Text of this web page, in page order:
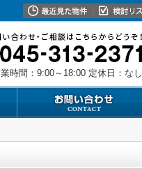
時間：9:00～18:00 定休日：なし